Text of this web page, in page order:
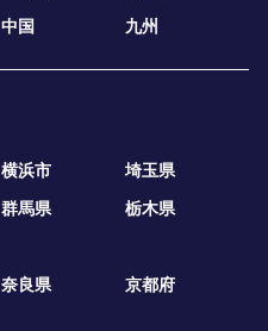
中国 九州
横浜市
埼玉県
群馬県 栃木県
奈良県
京都府